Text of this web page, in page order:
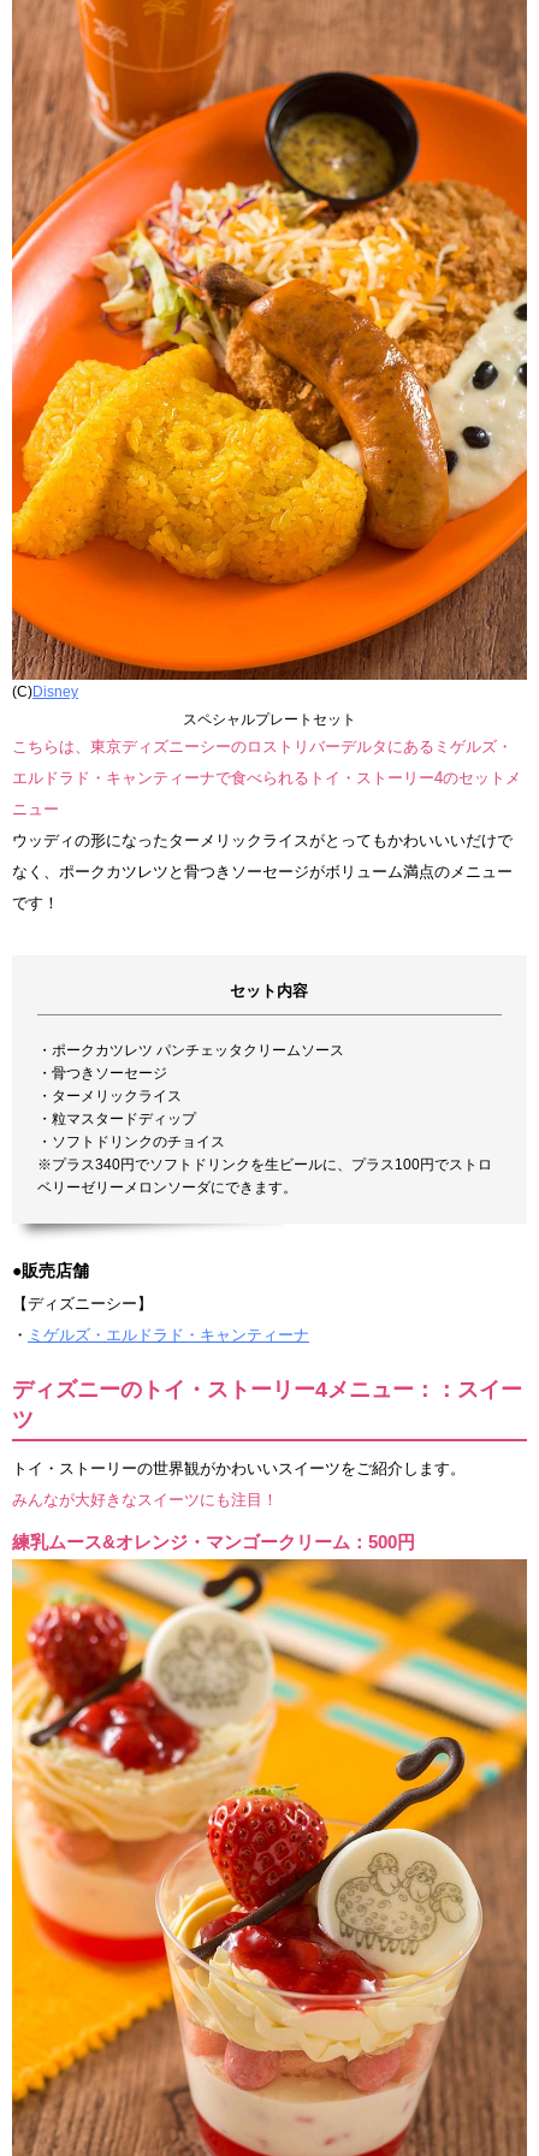
(C)Disney
スペシャルプレートセット
こちらは、東京ディズニーシーのロストリバーデルタにあるミゲルズ・
エルドラド・キャンティーナで食べられるトイ・ストーリー4のセットメ
ニュー
ウッディの形になったターメリックライスがとってもかわいいいだけで
なく、ポークカツレツと骨つきソーセージがボリューム満点のメニュー
です！
セット内容
・ポークカツレツ パンチェッタクリームソース
・骨つきソーセージ
・ターメリックライス
・粒マスタードディップ
・ソフトドリンクのチョイス
※プラス340円でソフトドリンクを生ビールに、プラス100円でストロ
ベリーゼリーメロンソーダにできます。
●販売店舗
【ディズニーシー】
・ ミゲルズ・エルドラド・キャンティーナ
ディズニーのトイ・ストーリー4メニュー：：スイー
ツ
トイ・ストーリーの世界観がかわいいスイーツをご紹介します。
みんなが大好きなスイーツにも注目！
練乳ムース&オレンジ・マンゴークリーム：500円